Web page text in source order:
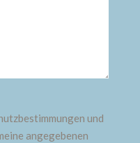
und
angegebenen